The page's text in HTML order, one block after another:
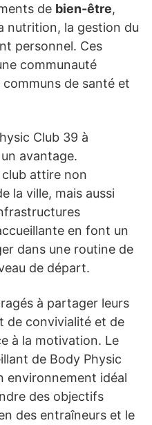
de bien-être,
nutrition, la gestion du
personnel. Ces
communauté
communs de santé et
Club 39 à
avantage.
attire non
la ville, mais aussi
en font un
dans une routine de
de départ.
à partager leurs
de convivialité et de
à la motivation. Le
de Body Physic
environnement idéal
des objectifs
des entraîneurs et le